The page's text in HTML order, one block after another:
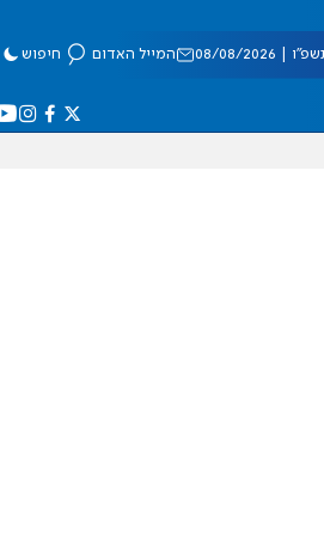
08/2026 המייל האדום חיפוש